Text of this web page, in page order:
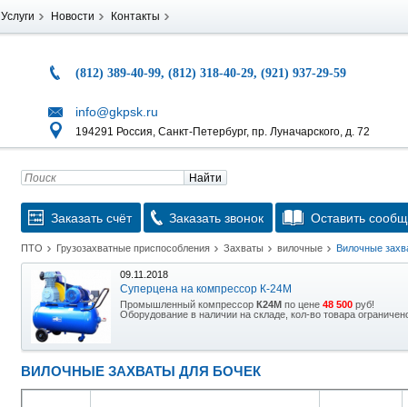
Услуги Новости Контакты
(812) 389-40-99, (812) 318-40-29, (921) 937-29-59
info@gkpsk.ru
194291 Россия, Санкт-Петербург, пр. Луначарского, д. 72
Найти
Заказать счёт Заказать звонок Оставить
ПТО Грузозахватные приспособления Захваты вилочные Вилочные
09.11.2018
Суперцена на компрессор К-24М
Промышленный компрессор К24М по цене 48 500 руб!
Оборудование в наличии на складе, кол-во товара
15.10.2018
Уникальная возможность приобрести (в наличии на складе)
2,5т по спец цене.
ВИЛОЧНЫЕ ЗАХВАТЫ ДЛЯ БОЧЕК